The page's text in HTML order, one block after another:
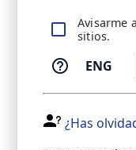
Avisarme
sitios.
ENG
¿Has